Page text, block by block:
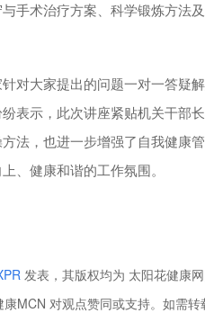
手术治疗方案、科学锻炼方法
对大家提出的问题一对一答疑
表示，此次讲座紧贴机关干部
法，也进一步增强了自我健康
、健康和谐的工作氛围。
发表，其版权均为 太阳花健康
MCN 对观点赞同或支持。如需转